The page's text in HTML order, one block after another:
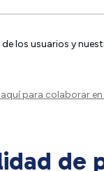
los usuarios y
para colaborar
de